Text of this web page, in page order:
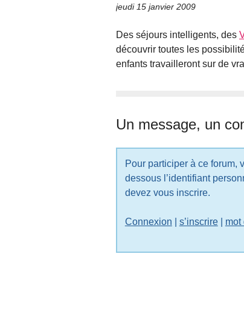
jeudi 15 janvier 2009
Des séjours intelligents, des
découvrir toutes les
enfants travailleront sur de
Un message, un
Pour participer à ce forum, vous devez vous enregistrer au préalable. Merci d’indiquer ci-
dessous l’identifiant personnel qui vous a été fourni. Si
devez vous inscrire.
Connexion s’inscrire mot